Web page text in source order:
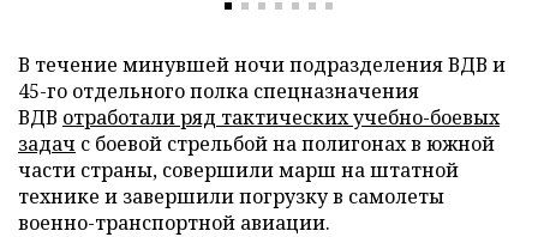
В течение минувшей ночи подразделения ВДВ и
45-го отдельного полка спецназначения
ВДВ отработали ряд тактических учебно-боевых
задач с боевой стрельбой на полигонах в южной
части страны, совершили марш на штатной
технике и завершили погрузку в самолеты
военно-транспортной авиации.